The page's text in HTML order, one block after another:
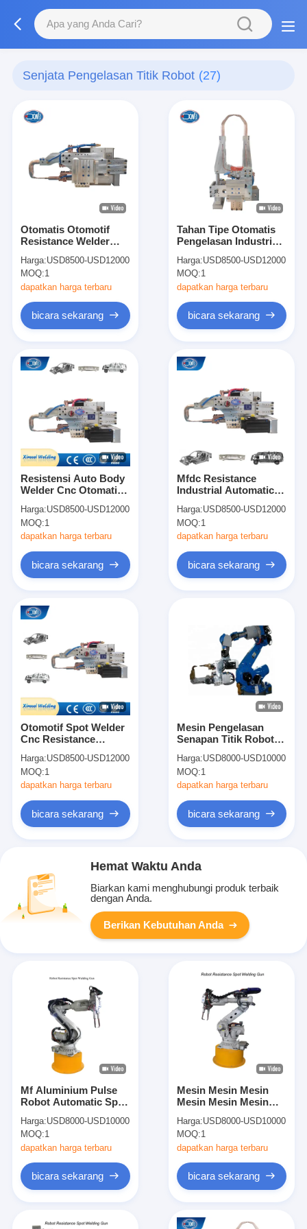
Senjata Pengelasan Titik Robot (27)
Otomatis Otomotif
Resistance Welder
Spot Welding Gun
Harga:USD8500-USD12000
MOQ:1
dapatkan harga terbaru
bicara sekarang
Tahan Tipe Otomatis
Pengelasan Industri
Pengelasan Senapan
Mesin
Harga:USD8500-USD12000
MOQ:1
dapatkan harga terbaru
bicara sekarang
Resistensi Auto Body
Welder Cnc Otomatis
Welding Gun Tipe C
Harga:USD8500-USD12000
MOQ:1
dapatkan harga terbaru
bicara sekarang
Mfdc Resistance
Industrial Automatic
Robot Spot Welding
Gun Jenis C
Harga:USD8500-USD12000
MOQ:1
dapatkan harga terbaru
bicara sekarang
Otomotif Spot Welder
Cnc Resistance
Spot Welding Gun
Harga:USD8500-USD12000
MOQ:1
dapatkan harga terbaru
bicara sekarang
Mesin Pengelasan
Senapan Titik Robot
Harga:USD8000-USD10000
MOQ:1
dapatkan harga terbaru
bicara sekarang
Hemat Waktu Anda
Biarkan kami menghubungi produk terbaik
dengan Anda.
Berikan Kebutuhan Anda
Mf Aluminium Pulse
Robot Automatic Spot
Machine 100 KVA
Harga:USD8000-USD10000
MOQ:1
dapatkan harga terbaru
bicara sekarang
Mesin Mesin Mesin
Mesin Mesin Mesin
Mesin Mesin Mesin
Mesin Mesin Mesin
Mesin Mesin Mesin
Mesin Mesin Mesin
Mesin Mesin Mesin
Mesin Mesin Mesin
Mesin Mesin Mesin
Harga:USD8000-USD10000
MOQ:1
dapatkan harga terbaru
bicara sekarang